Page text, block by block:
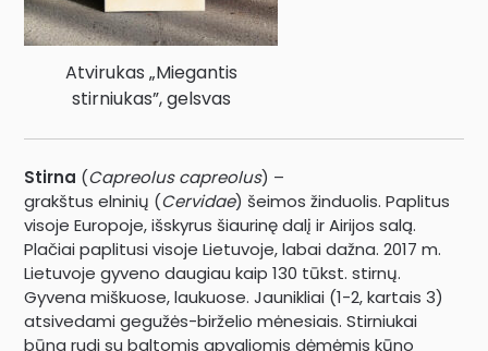
Atvirukas „Miegantis
stirniukas”, gelsvas
Stirna (Capreolus capreolus) –
grakštus elninių (Cervidae) šeimos žinduolis. Paplitus
visoje Europoje, išskyrus šiaurinę dalį ir Airijos salą.
Plačiai paplitusi visoje Lietuvoje, labai dažna. 2017 m.
Lietuvoje gyveno daugiau kaip 130 tūkst. stirnų.
Gyvena miškuose, laukuose. Jaunikliai (1-2, kartais 3)
atsivedami gegužės-birželio mėnesiais. Stirniukai
būna rudi su baltomis apvaliomis dėmėmis kūno